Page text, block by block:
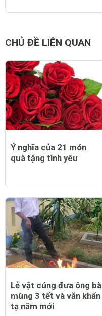
CHỦ ĐỀ LIÊN QUAN
Ý nghĩa của 21 món
quà tặng tình yêu
Lễ vật cúng đưa ông bà
mùng 3 tết và văn khấn
tạ năm mới